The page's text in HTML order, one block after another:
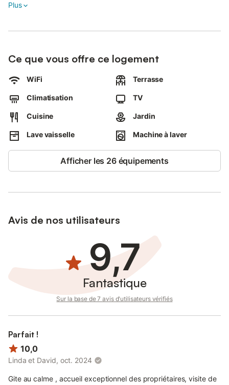
• 1er étage : chambre lit 140 (literie de très bonne qualité), salle
climatisée.
À proximité de grands sites touristiques : vallée du Lot et ses
Trou de Bozouls …
découvrir, si vous le souhaitez son élevage traditionnel (soins
aux animaux en période hivernale).
De juin à septembre lorsque notre troupeau est en pâture sur
l'Aubrac, nous mettons notre buron, à votre disposition, le temps
d'une journée, afin que vous puissiez profiter pleinement des
merveilles qu'offrent le plateau de l'Aubrac.
Lac privé : pêche autorisée (gougeons, gardons).
de la location, ainsi que le forfait ménage.
L'accès internet est gratuit
Le linge de toilette n'est pas fourni
Location des draps 30 € pour le gite
Plus
Ce que vous offre ce logement
WiFi Terrasse
Climatisation TV
Cuisine Jardin
Lave vaisselle Machine à laver
Afficher les 26 équipements
Avis de nos utilisateurs
9,7
Fantastique
Sur la base de 7 avis d'utilisateurs vérifiés
Parfait !
10,0
Linda et David, oct. 2024
Gite au calme , accueil exceptionnel des propriétaires, visite de